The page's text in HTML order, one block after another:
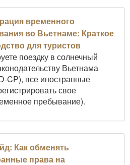
временного
во Вьетнаме: Краткое
для туристов
поездку в солнечный
Вьетнама
CP), все иностранные
свое
пребывание).
Как обменять
права на